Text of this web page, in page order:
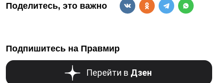
Поделитесь, это важно
Подпишитесь на Правмир
Перейти в Дзен